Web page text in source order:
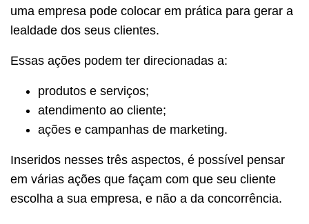
uma empresa pode colocar em prática para gerar a
lealdade dos seus clientes.
Essas ações podem ter direcionadas a:
produtos e serviços;
atendimento ao cliente;
ações e campanhas de marketing.
Inseridos nesses três aspectos, é possível pensar
em várias ações que façam com que seu cliente
escolha a sua empresa, e não a da concorrência.